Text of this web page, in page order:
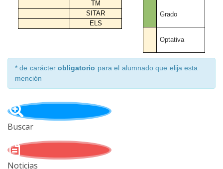
TM
SITAR
ELS
Grado
Optativa
* de carácterobligatorio para el alumnado que elija esta
mención
Buscar
Noticias